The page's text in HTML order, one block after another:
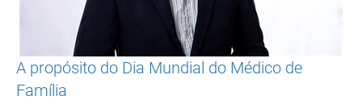
A propósito do Dia Mundial do Médico de
Família